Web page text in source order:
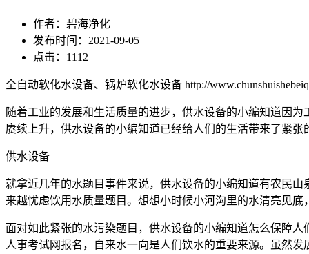
作者：碧海净化
发布时间：2021-09-05
点击：1112
全自动软化水设备、锅炉软化水设备 http://
随着工业的发展和生活质量的进步，供水设备的小编知道因
赓续上升，供水设备的小编知道已经给人们的生活带来了紧张
供水设备
就拿近几年的水题目事件来说，供水设备的小编知道有农民
来越忧虑饮用水质量题目。想想小时候小河沟里的水清亮见底
面对如此紧张的水污染题目，供水设备的小编知道怎么保障
人事考试网报名，自来水一向是人们饮水的重要来源。虽然